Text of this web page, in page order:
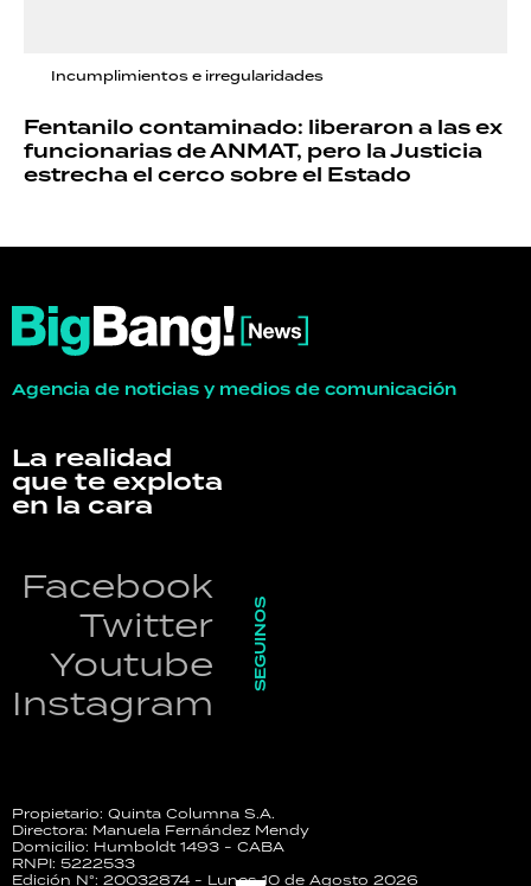
Incumplimientos e irregularidades
Fentanilo contaminado: liberaron a las ex
funcionarias de ANMAT, pero la Justicia
estrecha el cerco sobre el Estado
Agencia de noticias y medios de comunicación
La realidad
que te explota
en la cara
Facebook
Twitter
Youtube
Instagram
SEGUINOS
Propietario: Quinta Columna S.A.
Directora: Manuela Fernández Mendy
Domicilio: Humboldt 1493 - CABA
RNPI: 5222533
Edición N°: 20032874 - Lunes 10 de Agosto 2026